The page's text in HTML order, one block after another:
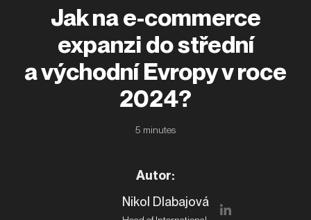
Jak na e-commerce
expanzi do střední
a východní Evropy v roce
2024?
5 minutes
Autor:
Nikol Dlabajová